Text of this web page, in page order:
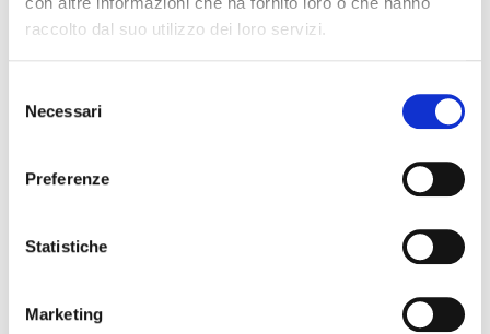
raccolto dal suo utilizzo dei loro servizi.
delNecessari
Preferenze
Statistiche
Marketing
Surname *
Country *
City